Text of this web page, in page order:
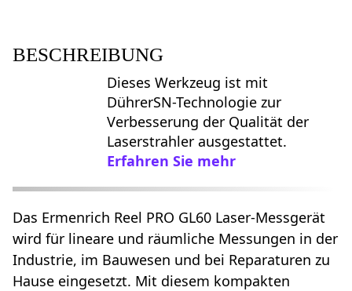
BESCHREIBUNG
Dieses Werkzeug ist mit
DührerSN-Technologie zur
Verbesserung der Qualität der
Laserstrahler ausgestattet.
Erfahren Sie mehr
Das Ermenrich Reel PRO GL60 Laser-Messgerät
wird für lineare und räumliche Messungen in der
Industrie, im Bauwesen und bei Reparaturen zu
Hause eingesetzt. Mit diesem kompakten